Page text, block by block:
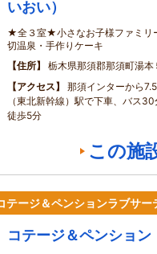
いおい）
★全３室★小さなお子様ファミリ
切温泉・手作りケーキ
住所
栃木県那須郡那須町湯本
アクセス
那須インターから
（東北新幹線）駅で下車、バス
徒歩5分
この施
テージ＆ペンションラブサー
コテージ＆ペンショ